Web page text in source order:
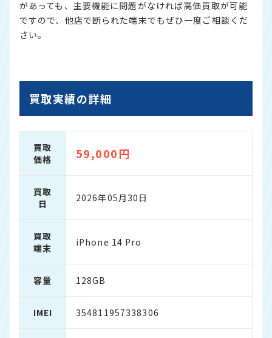
があっても、主要機能に問題がなければ高価買取が可能
ですので、他店で断られた端末でもぜひ一度ご相談くだ
さい。
買取実績の詳細
買取
価格
59,000円
買取
日
2026年05月30日
買取
端末
iPhone 14 Pro
容量 128GB
IMEI 354811957338306